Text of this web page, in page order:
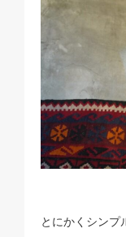
とにかくシンプ